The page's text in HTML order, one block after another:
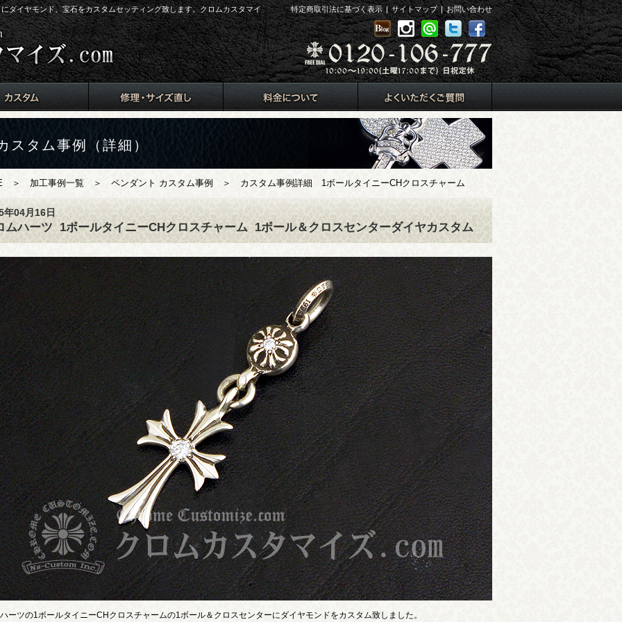
ダイヤモンド、宝石をカスタムセッティング致します。クロムカスタマイ お問い合わせ
|
サイトマップ
|
特定商取引法に基づく表示
スタム事例（詳細）
＞ 加工事例一覧 ＞ ペンダント カスタム事例 ＞ カスタム事例詳細 1ボールタイニーCHクロスチャーム
年04月16日
ムハーツ 1ボールタイニーCHクロスチャーム 1ボール＆クロスセンターダイヤカスタム
ーツの1ボールタイニーCHクロスチャームの1ボール＆クロスセンターにダイヤモンドをカスタム致しました。